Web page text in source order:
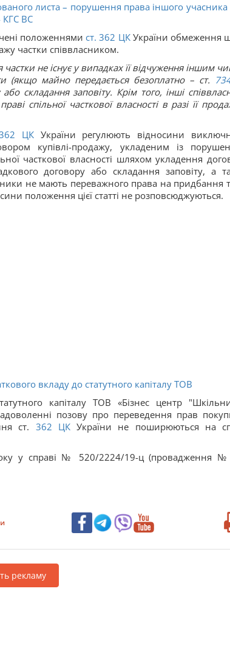
листа – порушення права іншого
КГС ВС
положеннямист. 362 ЦКУкраїни обмеження
частки співвласником.
не існує у випадках її відчуження іншим
(якщо майно передається безоплатно – ст.
складання заповіту. Крім того, інші
спільної часткової власності в разі її
ЦКУкраїни регулюють відносини
купівлі-продажу, укладеним із
часткової власності шляхом укладення
договору або складання заповіту, а
не мають переважного права на придбання
положення цієї статті не розповсюджуються.
вкладу до статутного капіталу ТОВ
капіталу ТОВ «Бізнес центр
позову про переведення прав
ст. 362 ЦКУкраїни не поширюються на
у справі № 520/2224/19-ц (провадження
рекламу